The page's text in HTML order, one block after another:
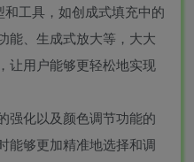
工具，如创成式填充中的
能、生成式放大等，大大
让用户能够更轻松地实现
强化以及颜色调节功能的
能够更加精准地选择和调